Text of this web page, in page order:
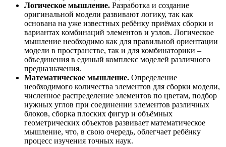
Логическое мышление. Разработка и создание
оригинальной модели развивают логику, так как
основана на уже известных ребёнку приёмах сборки и
вариантах комбинаций элементов и узлов. Логическое
мышление необходимо как для правильной ориентации
модели в пространстве, так и для комбинаторики –
объединения в единый комплекс моделей различного
предназначения.
Математическое мышление. Определение
необходимого количества элементов для сборки модели,
численное распределение элементов по цветам, подбор
нужных углов при соединении элементов различных
блоков, сборка плоских фигур и объёмных
геометрических объектов развивает математическое
мышление, что, в свою очередь, облегчает ребёнку
процесс изучения точных наук.